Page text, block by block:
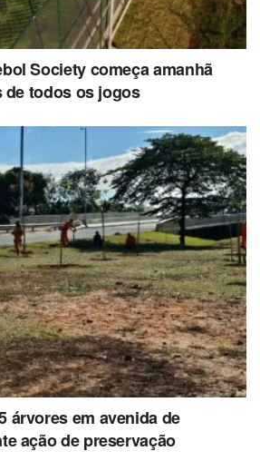
Society começa amanhã
de todos os jogos
árvores em avenida de
ação de preservação